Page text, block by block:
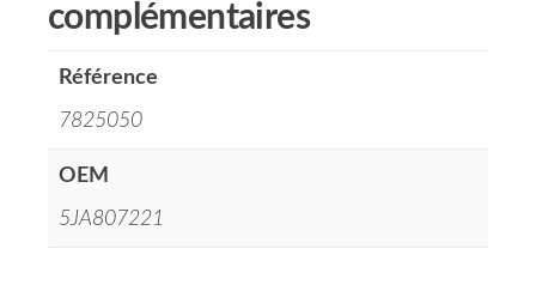
complémentaires
Référence
7825050
OEM
5JA807221